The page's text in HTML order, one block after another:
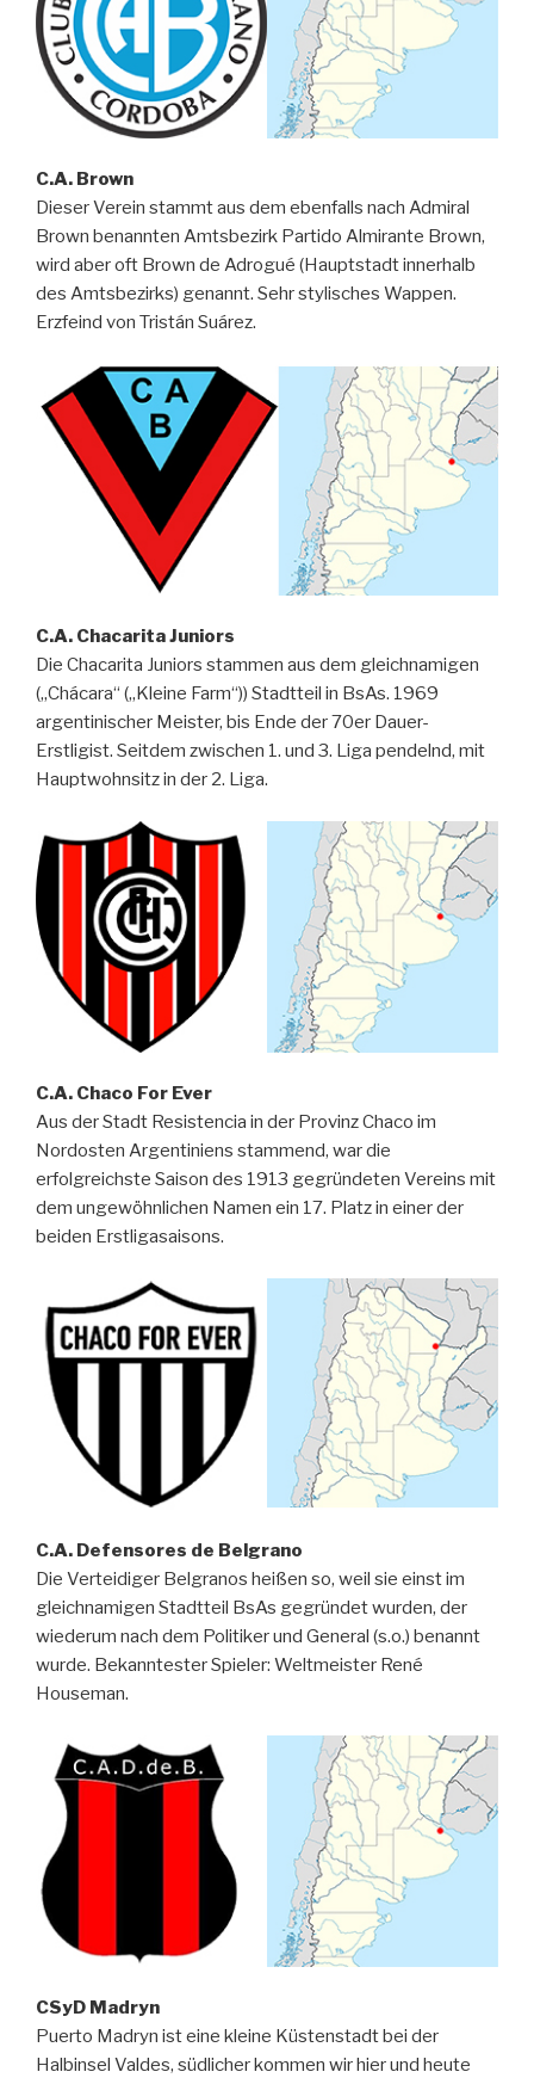
C.A. Brown
Dieser Verein stammt aus dem ebenfalls nach Admiral
Brown benannten Amtsbezirk Partido Almirante Brown,
wird aber oft Brown de Adrogué (Hauptstadt innerhalb
des Amtsbezirks) genannt. Sehr stylisches Wappen.
Erzfeind von Tristán Suárez.
C.A. Chacarita Juniors
Die Chacarita Juniors stammen aus dem gleichnamigen
(„Chácara“ („Kleine Farm“)) Stadtteil in BsAs. 1969
argentinischer Meister, bis Ende der 70er Dauer-
Erstligist. Seitdem zwischen 1. und 3. Liga pendelnd, mit
Hauptwohnsitz in der 2. Liga.
C.A. Chaco For Ever
Aus der Stadt Resistencia in der Provinz Chaco im
Nordosten Argentiniens stammend, war die
erfolgreichste Saison des 1913 gegründeten Vereins mit
dem ungewöhnlichen Namen ein 17. Platz in einer der
beiden Erstligasaisons.
C.A. Defensores de Belgrano
Die Verteidiger Belgranos heißen so, weil sie einst im
gleichnamigen Stadtteil BsAs gegründet wurden, der
wiederum nach dem Politiker und General (s.o.) benannt
wurde. Bekanntester Spieler: Weltmeister René
Houseman.
CSyD Madryn
Puerto Madryn ist eine kleine Küstenstadt bei der
Halbinsel Valdes, südlicher kommen wir hier und heute